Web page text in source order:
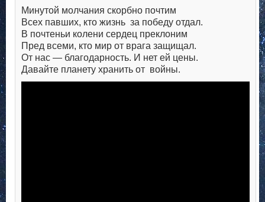
Минутой молчания скорбно почтим
Всех павших, кто жизнь за победу отдал.
В почтеньи колени сердец преклоним
Пред всеми, кто мир от врага защищал.
От нас — благодарность. И нет ей цены.
Давaйте планету хранить от войны.